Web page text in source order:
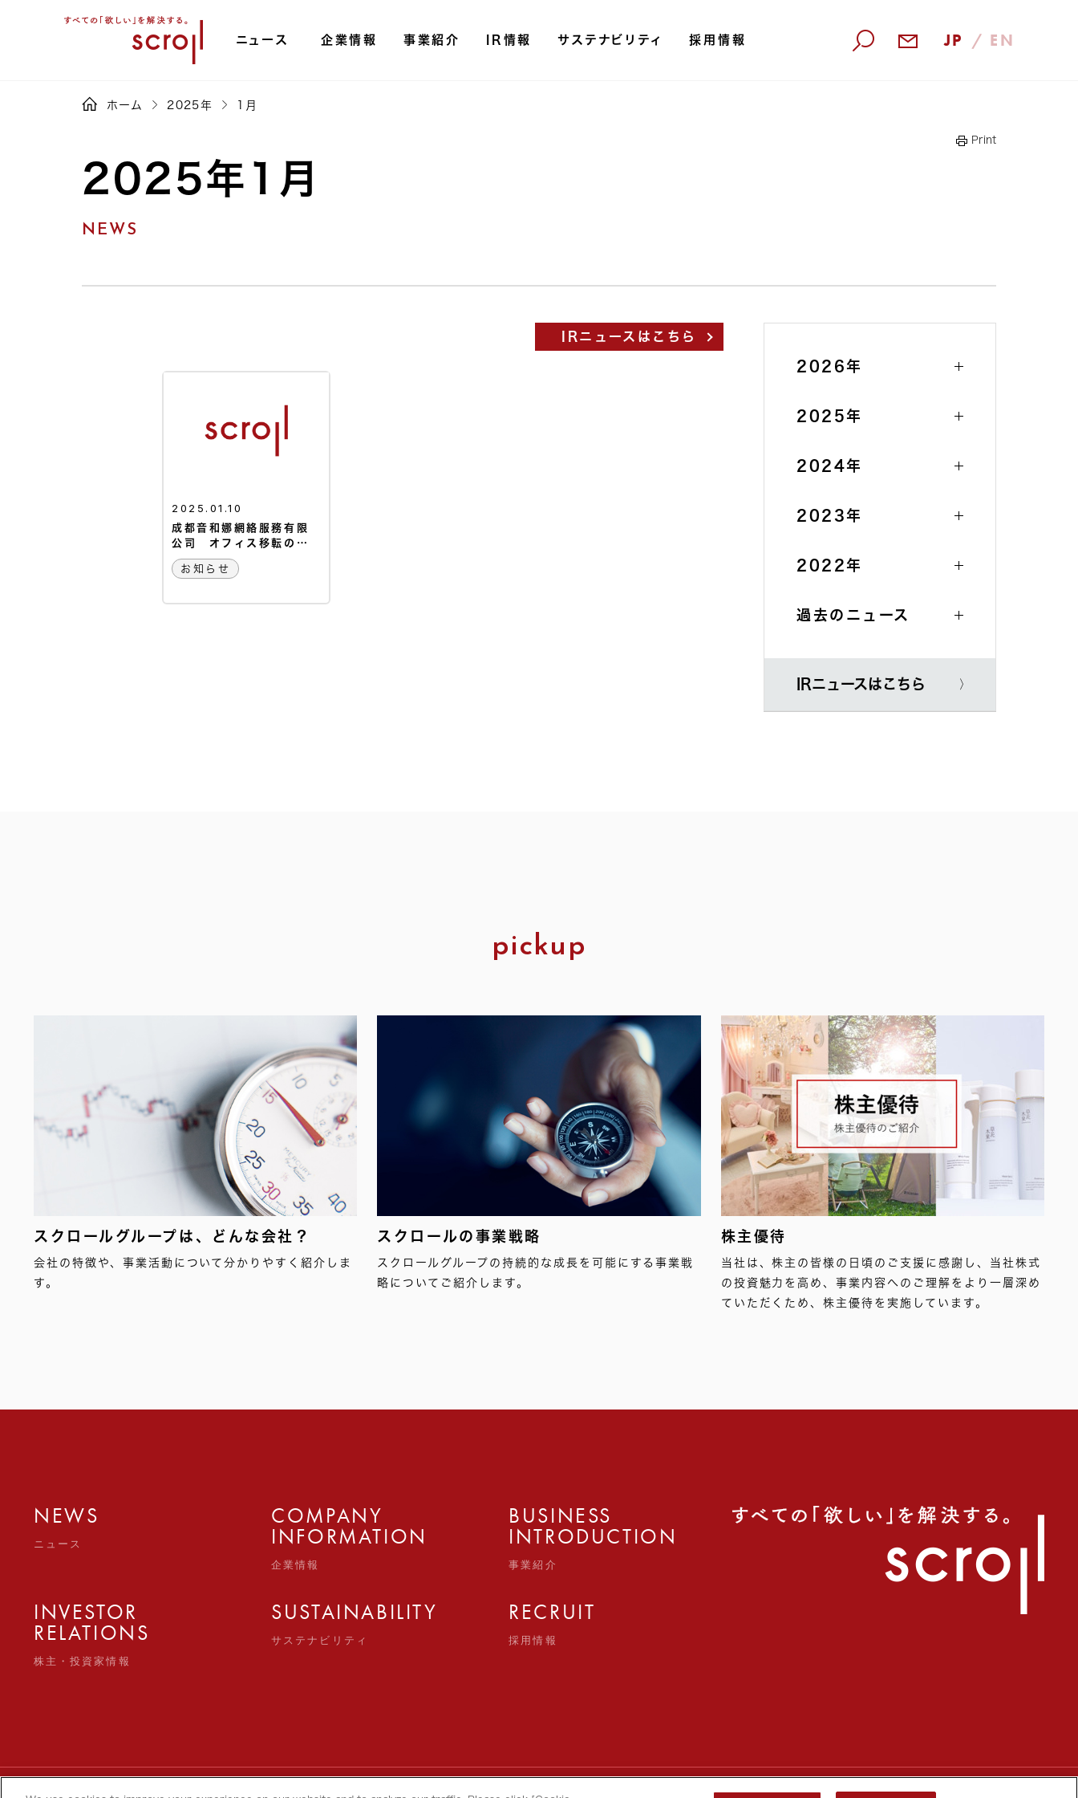
ニュース 企業情報 事業紹介 IR情報
内部統制報告書 株主通信
個人投資家の皆様へ
サステナビリティ 採用情報 JP / EN
ホーム 2025年 1月
Print
2025年1月
NEWS
2026年
2025年
2024年
2023年
2022年
過去のニュース
IRニュースはこちら
IRニュースはこちら
2025.01.10
成都音和娜網絡服務有限
公司 オフィス移転のお
知らせ
お知らせ
pickup
スクロールグループは、どんな会社？
会社の特徴や、事業活動について分かりやすく紹介しま
す。
スクロールの事業戦略
スクロールグループの持続的な成長を可能にする事業戦
略についてご紹介します。
株主優待
当社は、株主の皆様の日頃のご支援に感謝し、当社株式
の投資魅力を高め、事業内容へのご理解をより一層深め
ていただくため、株主優待を実施しています。
NEWS
ニュース
COMPANY
INFORMATION
企業情報
BUSINESS
INTRODUCTION
事業紹介
INVESTOR
RELATIONS
株主・投資家情報
SUSTAINABILITY
サステナビリティ
RECRUIT
採用情報